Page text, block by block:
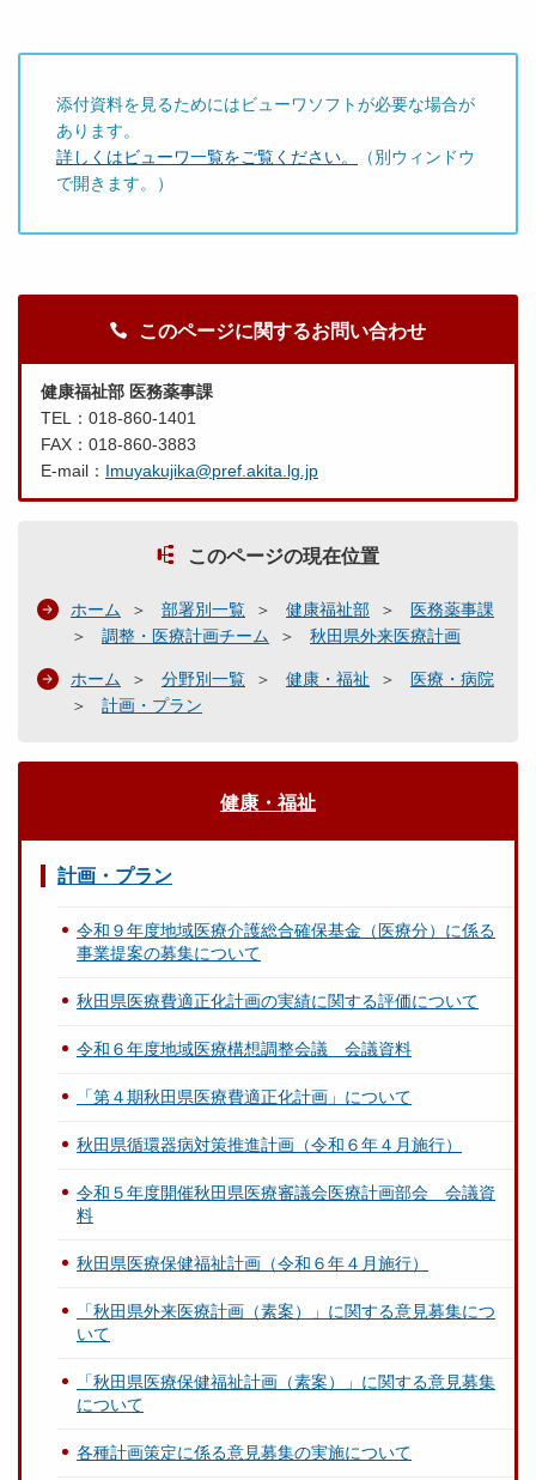
添付資料を見るためにはビューワソフトが必要な場合が
あります。
詳しくはビューワ一覧をご覧ください。
（別ウィンドウ
で開きます。）
このページに関するお問い合わせ
健康福祉部 医務薬事課
TEL：018-860-1401
FAX：018-860-3883
E-mail： Imuyakujika@pref.akita.lg.jp
このページの現在位置
ホーム 部署別一覧 健康福祉部
医務薬事課
調整・医療計画チーム
秋田県外来医療計画
ホーム 分野別一覧 健康・福祉
医療・病院
計画・プラン
健康・福祉
計画・プラン
令和９年度地域医療介護総合確保基金（医療分）に係る
事業提案の募集について
秋田県医療費適正化計画の実績に関する評価について
令和６年度地域医療構想調整会議 会議資料
「第４期秋田県医療費適正化計画」について
秋田県循環器病対策推進計画（令和６年４月施行）
令和５年度開催秋田県医療審議会医療計画部会 会議資
料
秋田県医療保健福祉計画（令和６年４月施行）
「秋田県外来医療計画（素案）」に関する意見募集につ
いて
「秋田県医療保健福祉計画（素案）」に関する意見募集
について
各種計画策定に係る意見募集の実施について